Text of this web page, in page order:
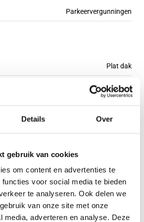
Details Over
gebruik van cookies
om content en advertenties te
voor social media te bieden
te analyseren. Ook delen we
van onze site met onze
media, adverteren en analyse. Deze
woonkamer met open keuken
extra raam (Frans balkon) in de
laminaatvloer en voorzien van
De open keuken is uitgerust
oven en een losse
Dit balkon is gunstig gelegen
waardoor u vrijwel de hele dag
Bovendien biedt het veel
Parkeervergunningen
Plat dak
Woonruimte
Woonruimte